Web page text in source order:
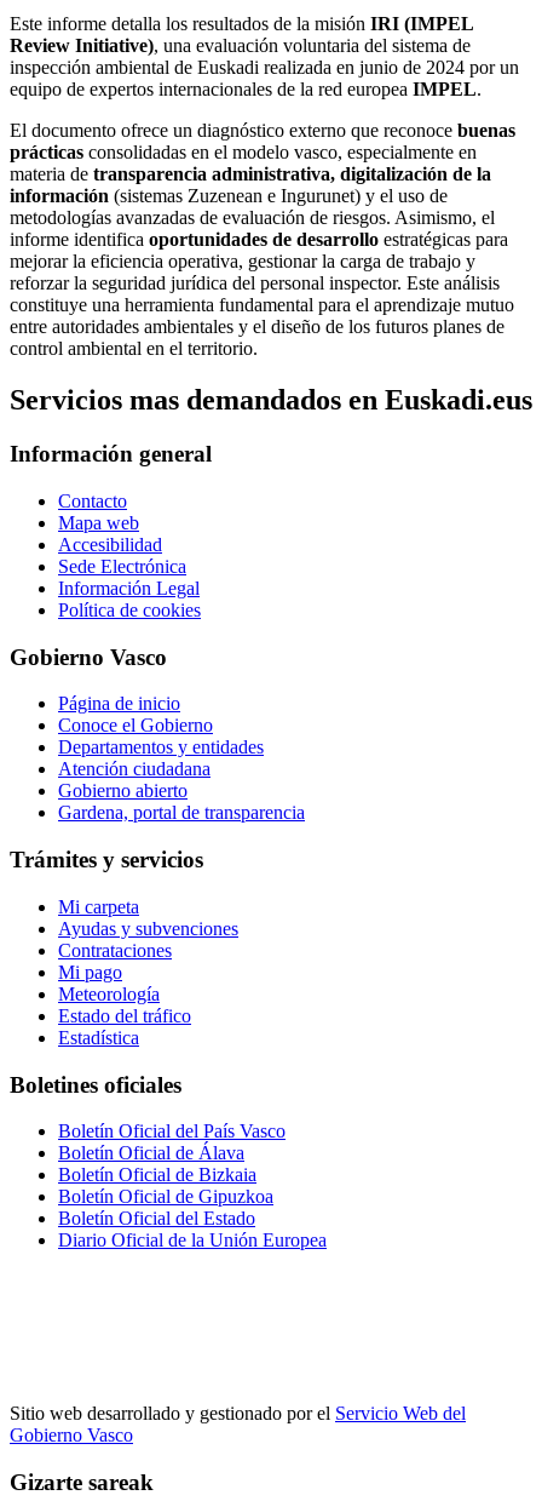
Este informe detalla los resultados de la misión IRI (IMPEL
Review Initiative), una evaluación voluntaria del sistema de
inspección ambiental de Euskadi realizada en junio de 2024 por un
equipo de expertos internacionales de la red europea IMPEL.
El documento ofrece un diagnóstico externo que reconoce buenas
prácticas consolidadas en el modelo vasco, especialmente en
materia de transparencia administrativa, digitalización de la
información (sistemas Zuzenean e Ingurunet) y el uso de
metodologías avanzadas de evaluación de riesgos. Asimismo, el
informe identifica oportunidades de desarrollo estratégicas para
mejorar la eficiencia operativa, gestionar la carga de trabajo y
reforzar la seguridad jurídica del personal inspector. Este análisis
constituye una herramienta fundamental para el aprendizaje mutuo
entre autoridades ambientales y el diseño de los futuros planes de
control ambiental en el territorio.
Servicios mas demandados en Euskadi.eus
Información general
Contacto
Mapa web
Accesibilidad
Sede Electrónica
Información Legal
Política de cookies
Gobierno Vasco
Página de inicio
Conoce el Gobierno
Departamentos y entidades
Atención ciudadana
Gobierno abierto
Gardena, portal de transparencia
Trámites y servicios
Mi carpeta
Ayudas y subvenciones
Contrataciones
Mi pago
Meteorología
Estado del tráfico
Estadística
Boletines oficiales
Boletín Oficial del País Vasco
Boletín Oficial de Álava
Boletín Oficial de Bizkaia
Boletín Oficial de Gipuzkoa
Boletín Oficial del Estado
Diario Oficial de la Unión Europea
Sitio web desarrollado y gestionado por el Servicio Web del
Gobierno Vasco
Gizarte sareak